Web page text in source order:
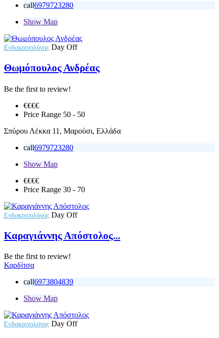
call6979723280
Show Map
Ενδοκρινολόγος Day Off
Θωμόπουλος Ανδρέας
Be the first to review!
€€€€
Price Range 50 - 50
Σπύρου Λέκκα 11, Μαρούσι, Ελλάδα
call6979723280
Show Map
€€€€
Price Range 30 - 70
Ενδοκρινολόγος Day Off
Καραγιάννης Απόστολος...
Be the first to review!
Καρδίτσα
call6973804839
Show Map
Ενδοκρινολόγος Day Off